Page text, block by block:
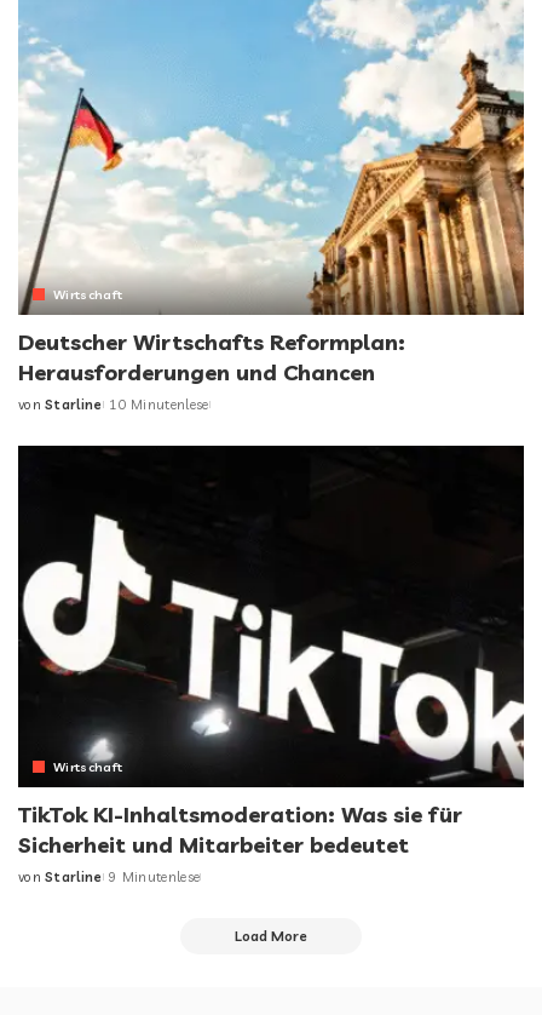
Wirtschaft
Deutscher Wirtschafts Reformplan:
Herausforderungen und Chancen
Posted
von Starline 10 Minutenlese
Wirtschaft
TikTok KI-Inhaltsmoderation: Was sie für
Sicherheit und Mitarbeiter bedeutet
Posted
von Starline 9 Minutenlese
Load More